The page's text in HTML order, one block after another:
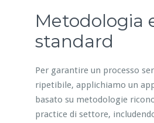
Metodologia
standard
Per garantire un processo
ripetibile, applichiamo un
basato su metodologie
practice di settore,